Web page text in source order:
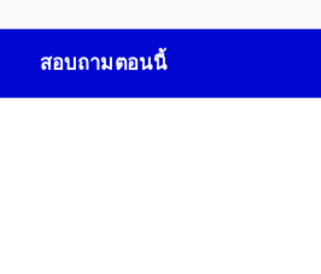
สอบถามตอนนี้